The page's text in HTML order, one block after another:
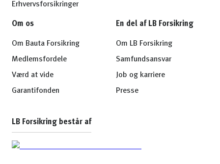
Erhvervsforsikringer
Om os
Om Bauta Forsikring
Medlemsfordele
Værd at vide
Garantifonden
En del af LB Forsikring
Om LB Forsikring
Samfundsansvar
Job og karriere
Presse
LB Forsikring består af